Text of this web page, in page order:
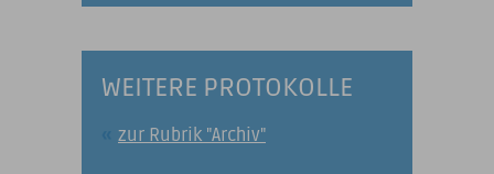
WEITERE PROTOKOLLE
zur Rubrik "Archiv"